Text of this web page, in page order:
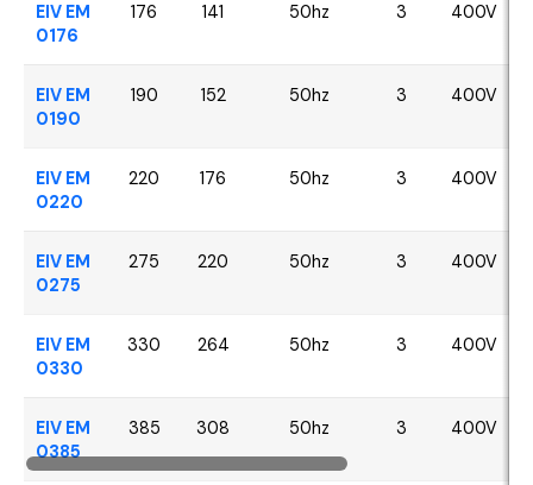
EIV EM
0176
176 141 50hz 3 400V
EIV EM
0190
190 152 50hz 3 400V
EIV EM
0220
220 176 50hz 3 400V
EIV EM
0275
275 220 50hz 3 400V
EIV EM
0330
330 264 50hz 3 400V
EIV EM
0385
385 308 50hz 3 400V